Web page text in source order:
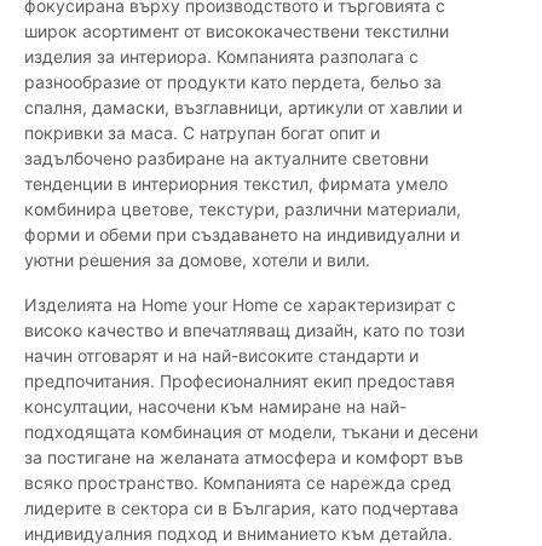
фокусирана върху производството и търговията с
широк асортимент от висококачествени текстилни
изделия за интериора. Компанията разполага с
разнообразие от продукти като пердета, бельо за
спалня, дамаски, възглавници, артикули от хавлии и
покривки за маса. С натрупан богат опит и
задълбочено разбиране на актуалните световни
тенденции в интериорния текстил, фирмата умело
комбинира цветове, текстури, различни материали,
форми и обеми при създаването на индивидуални и
уютни решения за домове, хотели и вили.
Изделията на Home your Home се характеризират с
високо качество и впечатляващ дизайн, като по този
начин отговарят и на най-високите стандарти и
предпочитания. Професионалният екип предоставя
консултации, насочени към намиране на най-
подходящата комбинация от модели, тъкани и десени
за постигане на желаната атмосфера и комфорт във
всяко пространство. Компанията се нарежда сред
лидерите в сектора си в България, като подчертава
индивидуалния подход и вниманието към детайла.